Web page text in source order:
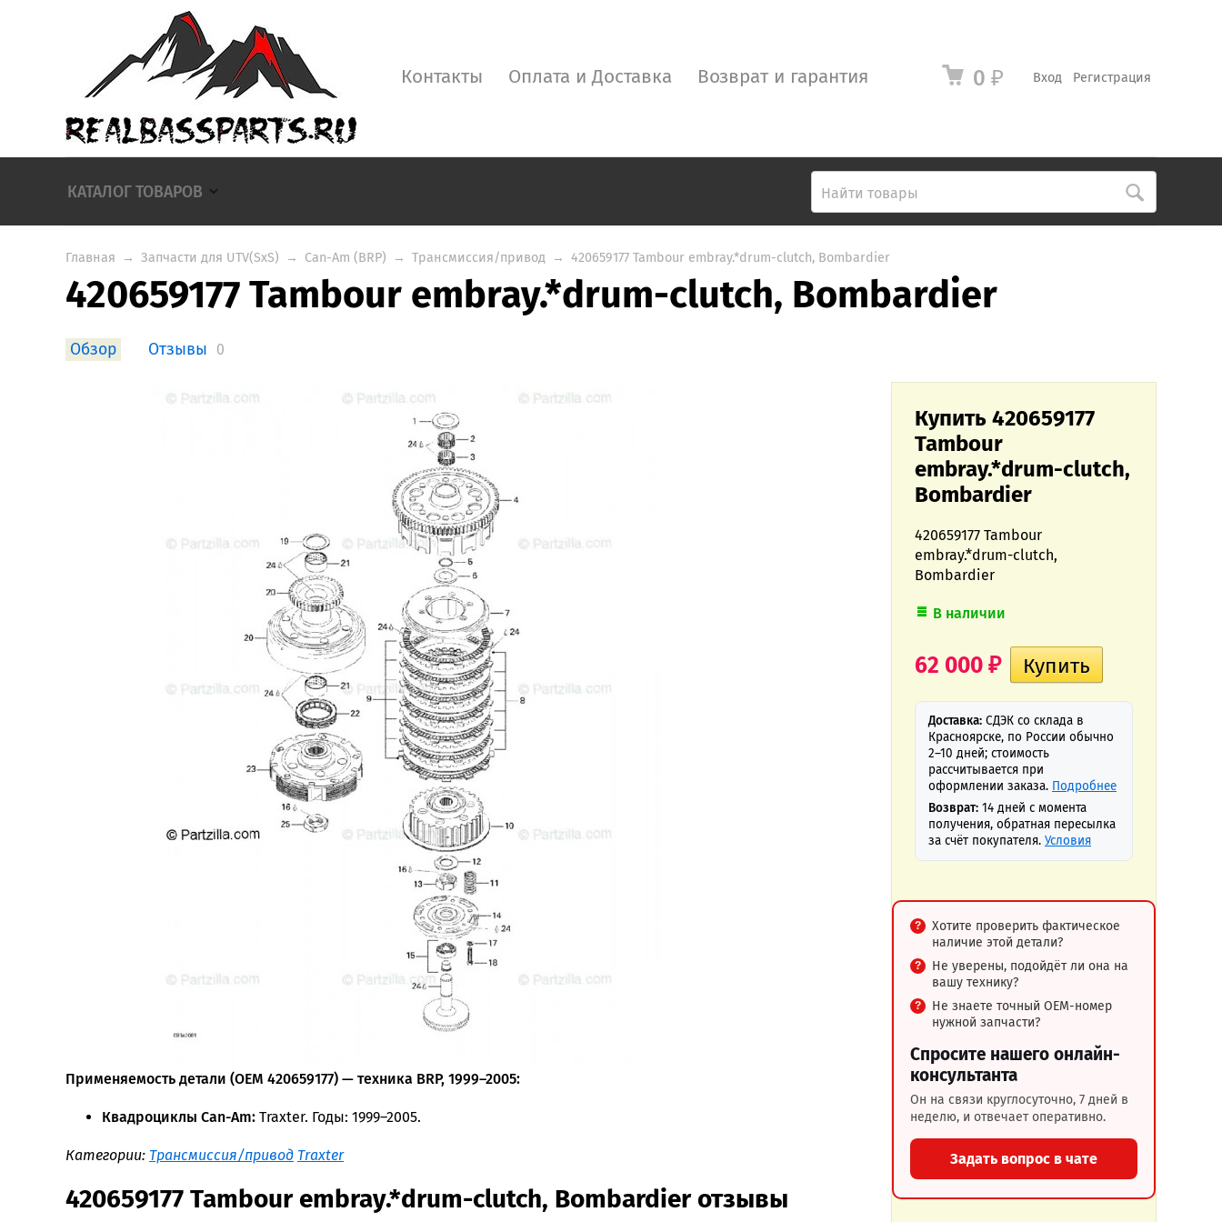
Вход Регистрация
0 ₽
Контакты Оплата и Доставка Возврат и гарантия
КАТАЛОГ ТОВАРОВ
Главная → Запчасти для UTV(SxS) → Can-Am (BRP) → Трансмиссия/привод → 420659177 Tambour embray.*drum-clutch, Bombardier
420659177 Tambour embray.*drum-clutch, Bombardier
Обзор Отзывы 0
Купить 420659177
Tambour
embray.*drum-clutch,
Bombardier
420659177 Tambour
embray.*drum-clutch,
Bombardier
В наличии
62 000 ₽
Доставка: СДЭК со склада в
Красноярске, по России обычно
2–10 дней; стоимость
рассчитывается при
оформлении заказа. Подробнее
Возврат: 14 дней с момента
получения, обратная пересылка
за счёт покупателя. Условия
Хотите проверить фактическое
наличие этой детали?
Не уверены, подойдёт ли она на
вашу технику?
Не знаете точный OEM-номер
нужной запчасти?
Спросите нашего онлайн-
консультанта
Он на связи круглосуточно, 7 дней в
неделю, и отвечает оперативно.
Задать вопрос в чате
Применяемость детали (OEM 420659177) — техника BRP, 1999–2005:
Квадроциклы Can-Am: Traxter. Годы: 1999–2005.
Категории: Трансмиссия/привод Traxter
420659177 Tambour embray.*drum-clutch, Bombardier отзывы